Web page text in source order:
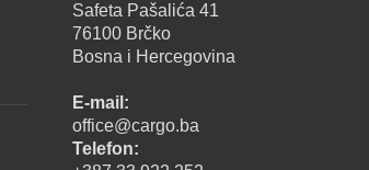
Safeta Pašalića 41
76100 Brčko
Bosna i Hercegovina
E-mail:
office@cargo.ba
Telefon: